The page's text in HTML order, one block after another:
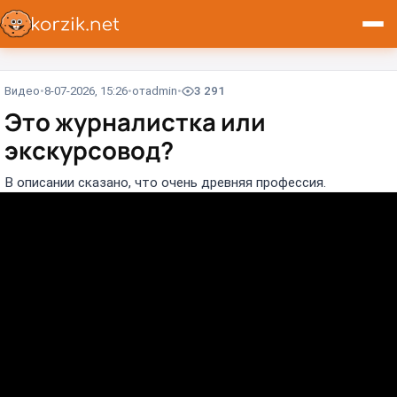
Видео 8-07-2026, 15:26 отadmin 3 291
Это журналистка или
экскурсовод?
В описании сказано, что очень древняя профессия.